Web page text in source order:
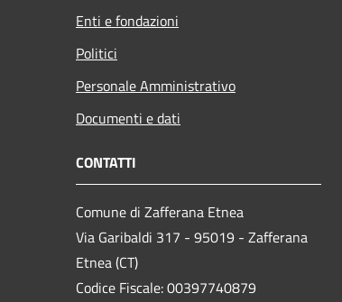
Enti e fondazioni
Politici
Personale Amministrativo
Documenti e dati
CONTATTI
Comune di Zafferana Etnea
Via Garibaldi 317 - 95019 - Zafferana
Etnea (CT)
Codice Fiscale: 00397740879